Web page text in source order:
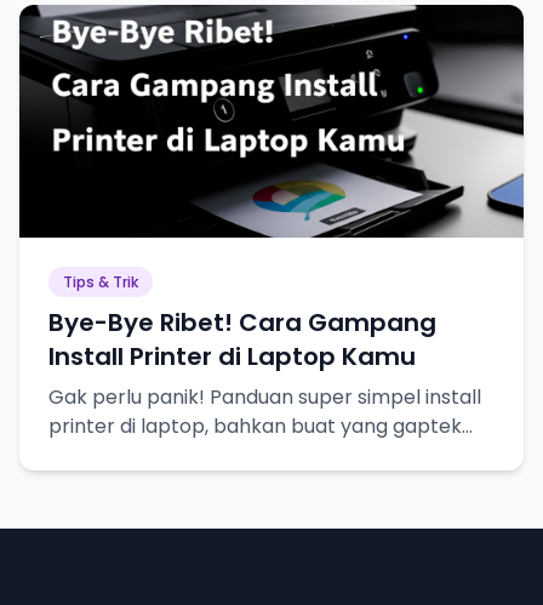
Tips & Trik
Bye-Bye Ribet! Cara Gampang
Install Printer di Laptop Kamu
Gak perlu panik! Panduan super simpel install
printer di laptop, bahkan buat yang gaptek